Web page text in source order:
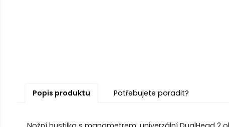
Popis produktu Potřebujete poradit?